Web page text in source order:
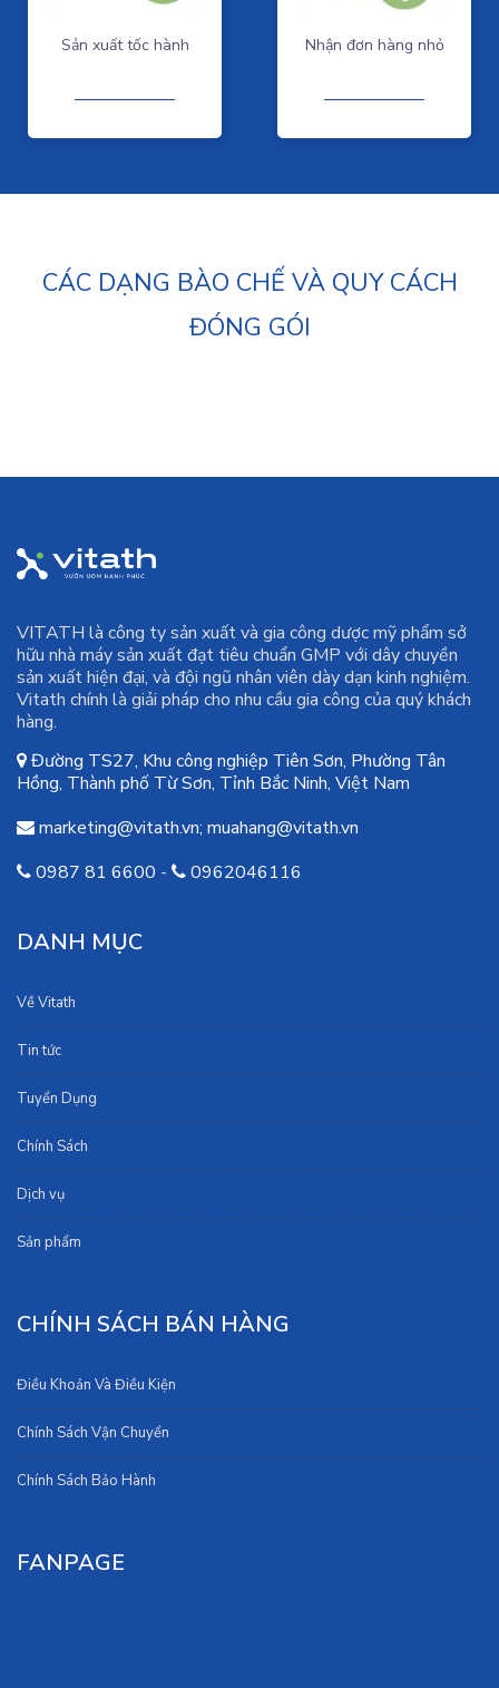
Sản xuất tốc hành Nhận đơn hàng nhỏ
CÁC DẠNG BÀO CHẾ VÀ QUY CÁCH
ĐÓNG GÓI
VITATH là công ty sản xuất và gia công dược mỹ phẩm sở
hữu nhà máy sản xuất đạt tiêu chuẩn GMP với dây chuyền
sản xuất hiện đại, và đội ngũ nhân viên dày dạn kinh nghiệm.
Vitath chính là giải pháp cho nhu cầu gia công của quý khách
hàng.
Đường TS27, Khu công nghiệp Tiên Sơn, Phường Tân
Hồng, Thành phố Từ Sơn, Tỉnh Bắc Ninh, Việt Nam
marketing@vitath.vn; muahang@vitath.vn
0987 81 6600 - 0962046116
DANH MỤC
Về Vitath
Tin tức
Tuyển Dụng
Chính Sách
Dịch vụ
Sản phẩm
CHÍNH SÁCH BÁN HÀNG
Điều Khoản Và Điều Kiện
Chính Sách Vận Chuyển
Chính Sách Bảo Hành
FANPAGE